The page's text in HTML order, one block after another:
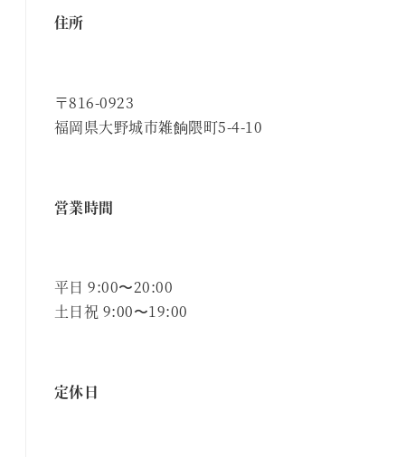
住所
〒816-0923
福岡県大野城市雑餉隈町5-4-10
営業時間
平日 9:00〜20:00
土日祝 9:00〜19:00
定休日